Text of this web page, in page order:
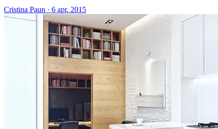
Cristina Paun · 6 apr. 2015